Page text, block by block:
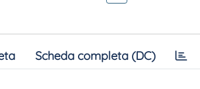
Scheda completa (DC)